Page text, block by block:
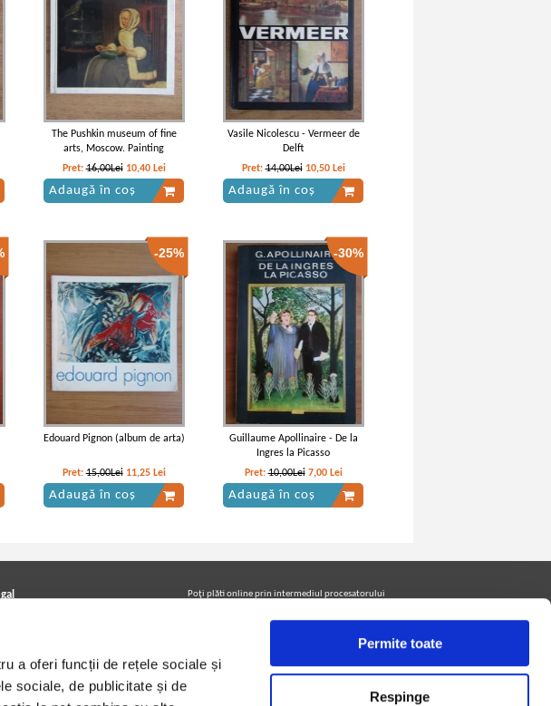
a oferi funcții de rețele sociale și
sociale, de publicitate și de
Permite toate
Respinge
The Pushkin museum of fine
arts, Moscow. Painting
Pret:16,00Lei 10,40 Lei
Adaugă în coș
Vasile Nicolescu - Vermeer de
Delft
Pret:14,00Lei 10,50 Lei
Adaugă în coș
-25%
Edouard Pignon (album de arta)
Pret:15,00Lei 11,25 Lei
Adaugă în coș
-30%
Guillaume Apollinaire - De la
Ingres la Picasso
Pret:10,00Lei 7,00 Lei
Adaugă în coș
si conditii
cookie-uri
Poţi plăti online prin intermediul procesatorului
Urmăreşte-ne pe facebook pentru a fi la curent cu